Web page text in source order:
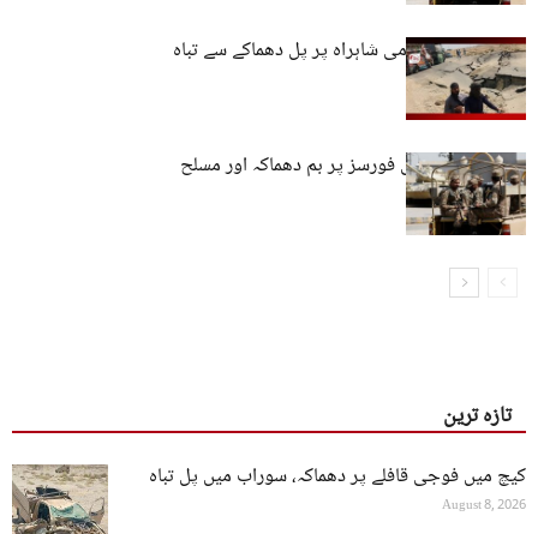
کوئٹہ-کراچی قومی شاہراہ پر پل دھماکے سے تباہ
سوراب: پاکستانی فورسز پر بم دھماکہ اور مسلح
حملہ
تازہ ترین
کیچ میں فوجی قافلے پر دھماکہ، سوراب میں پل تباہ
August 8, 2026